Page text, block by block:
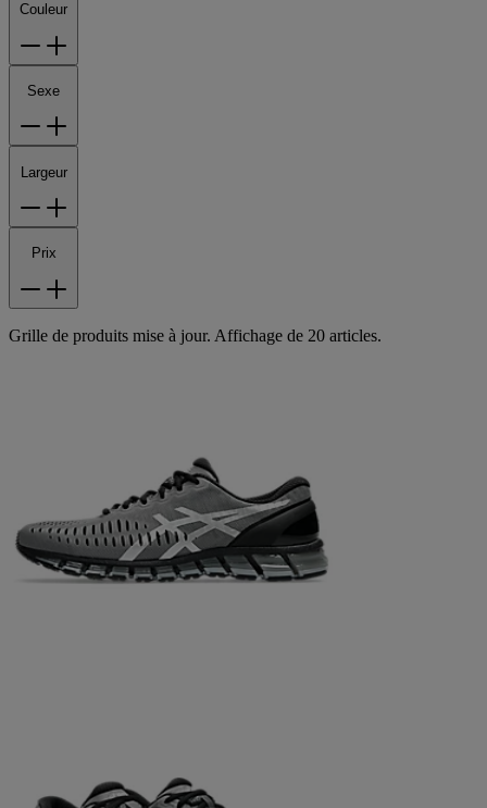
Couleur
Sexe
Largeur
Prix
Grille de produits mise à jour. Affichage de 20 articles.